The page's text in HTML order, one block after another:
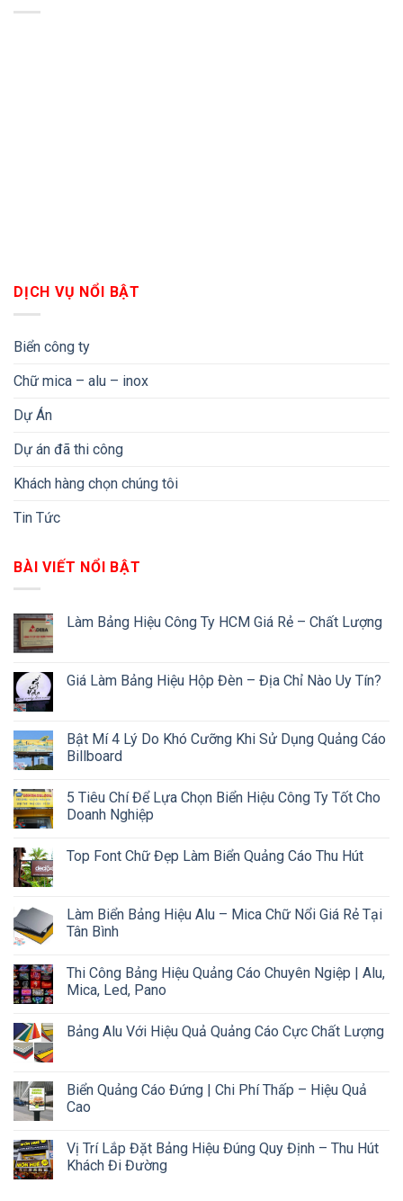
DỊCH VỤ NỔI BẬT
Biển công ty
Chữ mica – alu – inox
Dự Án
Dự án đã thi công
Khách hàng chọn chúng tôi
Tin Tức
BÀI VIẾT NỔI BẬT
Làm Bảng Hiệu Công Ty HCM Giá Rẻ – Chất Lượng
Giá Làm Bảng Hiệu Hộp Đèn – Địa Chỉ Nào Uy Tín?
Bật Mí 4 Lý Do Khó Cưỡng Khi Sử Dụng Quảng Cáo
Billboard
5 Tiêu Chí Để Lựa Chọn Biển Hiệu Công Ty Tốt Cho
Doanh Nghiệp
Top Font Chữ Đẹp Làm Biển Quảng Cáo Thu Hút
Làm Biển Bảng Hiệu Alu – Mica Chữ Nổi Giá Rẻ Tại
Tân Bình
Thi Công Bảng Hiệu Quảng Cáo Chuyên Ngiệp | Alu,
Mica, Led, Pano
Bảng Alu Với Hiệu Quả Quảng Cáo Cực Chất Lượng
Biển Quảng Cáo Đứng | Chi Phí Thấp – Hiệu Quả
Cao
Vị Trí Lắp Đặt Bảng Hiệu Đúng Quy Định – Thu Hút
Khách Đi Đường